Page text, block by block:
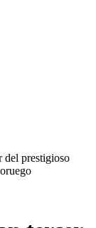
del prestigioso